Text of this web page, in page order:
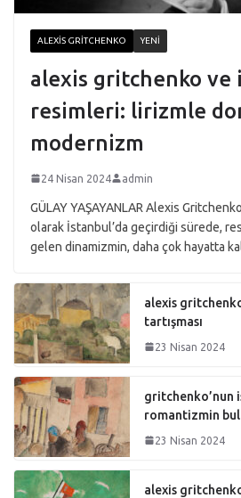
ALEXIS GRITCHENKO YENI
alexis gritchenko ve
resimleri: lirizmle
modernizm
24 Nisan 2024 admin
GÜLAY YAŞAYANLAR Alexis
olarak İstanbul’da geçirdiği sürede,
gelen dinamizmin, daha çok hayatta
alexis
tartışması
23 Nisan 2024
gritchenko’nun
romantizmin
23 Nisan 2024
alexis